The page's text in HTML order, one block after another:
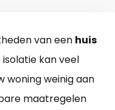
van een huis
isolatie kan veel
woning weinig aan
maatregelen